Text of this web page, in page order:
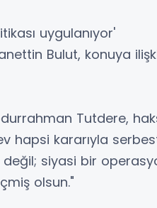
uygulanıyor'
Bulut, konuya
Tutdere,
hapsi kararıyla serbest
siyasi bir
olsun."